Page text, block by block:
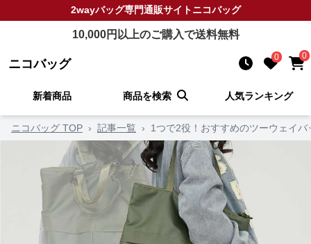
2wayバッグ専門通販サイトニコバッグ
10,000円以上のご購入で送料無料
ニコバッグ 0 0
新着商品 商品を検索 人気ランキング
ニコバッグ TOP › 記事一覧 › 1つで2役！おすすめのツーウェイバ